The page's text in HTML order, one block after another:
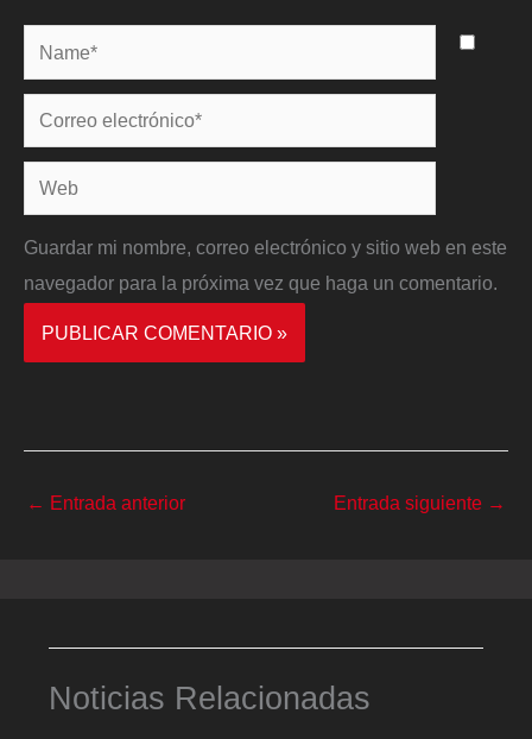
Name*
Correo
electrónico*
Web
Guardar mi nombre, correo electrónico y sitio web en este
navegador para la próxima vez que haga un comentario.
← Entrada anterior Entrada siguiente →
Noticias Relacionadas